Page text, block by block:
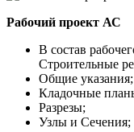
Рабочий проект АС
В состав
Строительные
Общие указания;
Кладочные
Разрезы;
Узлы и Сечения;